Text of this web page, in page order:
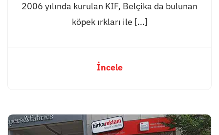
2006 yılında kurulan KIF, Belçika da bulunan
köpek ırkları ile [...]
İncele